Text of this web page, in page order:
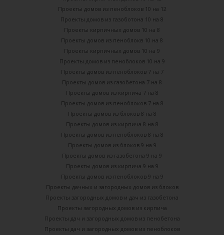
Проекты домов из пеноблоков 10 на 12
Проекты домов из газоботона 10 на 8
Проекты кирпичных домов 10 на 8
Проекты домов из пеноблокв 10 на 8
Проекты кирпичных домов 10 на 9
Проекты домов из пеноблоков 10 на 9
Проекты домов из пеноблоков 7 на 7
Проекты домов из газобетона 7 на 8
Проекты домов из кирпича 7 на 8
Проекты домов из пеноблоков 7 на 8
Проекты домов из блоков 8 на 8
Проекты домов из кирпича 8 на 8
Проекты домов из пеноблоков 8 на 8
Проекты домов из блоков 9 на 9
Проекты домов из газобетона 9 на 9
Проекты домов из кирпича 9 на 9
Проекты домов из пеноблоков 9 на 9
Проекты дачных и загородных домов из блоков
Проекты загородных домов и дач из газобетона
Проекты загородных домов из кирпича
Проекты дач и загородных домов из пенобетона
Проекты дач и загородных домов из пеноблоков